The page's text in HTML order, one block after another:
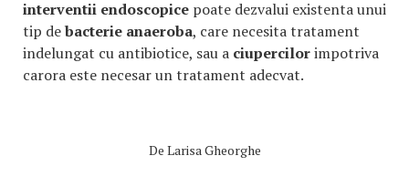
interventii endoscopice poate dezvalui existenta unui
tip debacterie anaeroba, care necesita tratament
indelungat cu antibiotice, sau a ciupercilorimpotriva
carora este necesar un tratament adecvat.
De Larisa Gheorghe